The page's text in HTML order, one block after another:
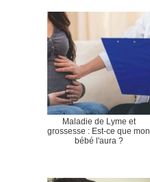
Maladie de Lyme et
grossesse : Est-ce que mon
bébé l'aura ?